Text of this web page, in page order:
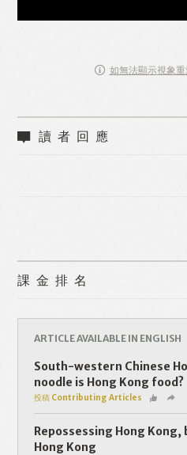
WhatsApp
如無法顯示視象重
讀者回應
課金排名
ARTICLE AVAILABLE IN ENGLISH
South-western Chinese
noodle is Hong Kong food?
投稿 Contributing Articles
Repossessing Hong
Hong Kong